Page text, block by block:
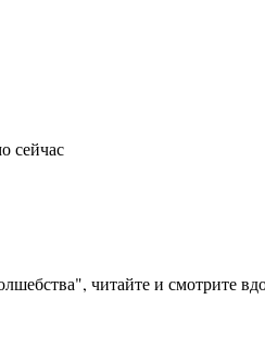
сейчас
читайте и смотрите